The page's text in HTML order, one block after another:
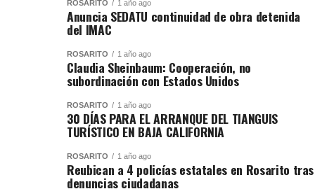
ROSARITO 1 año ago
Anuncia SEDATU continuidad de obra detenida
del IMAC
ROSARITO 1 año ago
Claudia Sheinbaum: Cooperación, no
subordinación con Estados Unidos
ROSARITO 1 año ago
30 DÍAS PARA EL ARRANQUE DEL TIANGUIS
TURÍSTICO EN BAJA CALIFORNIA
ROSARITO 1 año ago
Reubican a 4 policías estatales en Rosarito tras
denuncias ciudadanas